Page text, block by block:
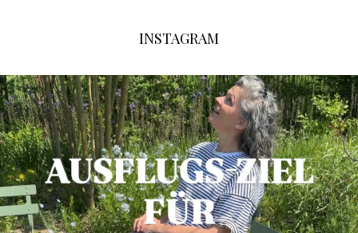
INSTAGRAM